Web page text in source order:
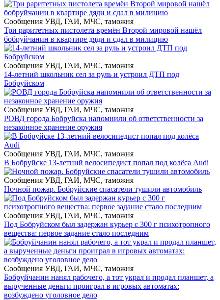
Сообщения УВД, ГАИ, МЧС, таможня
Три раритетных пистолета времён Второй мировой нашёл
бобруйчанин в квартире дяди и сдал в милицию
Сообщения УВД, ГАИ, МЧС, таможня
14-летний школьник сел за руль и устроил ДТП под
Бобруйском
Сообщения УВД, ГАИ, МЧС, таможня
РОВД города Бобруйска напомнили об ответственности за
незаконное хранение оружия
Сообщения УВД, ГАИ, МЧС, таможня
В Бобруйске 13-летний велосипедист попал под колёса Audi
Сообщения УВД, ГАИ, МЧС, таможня
Ночной пожар. Бобруйские спасатели тушили автомобиль
Сообщения УВД, ГАИ, МЧС, таможня
Под Бобруйском был задержан курьер с 300 г психотропного
вещества: первое задание стало последним
Сообщения УВД, ГАИ, МЧС, таможня
Бобруйчанин нанял рабочего, а тот украл и продал планшет, а
вырученные деньги проиграл в игровых автоматах:
возбуждено уголовное дело